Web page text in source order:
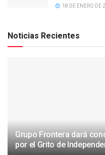
18 DE ENERO DE
Noticias Recientes
Grupo Frontera dará
por el Grito de